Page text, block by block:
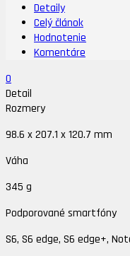
Detaily
Celý článok
Hodnotenie
Komentáre
0
Detail
Rozmery
98.6 x 207.1 x 120.7 mm
Váha
345 g
Podporované smartfóny
S6, S6 edge, S6 edge+,